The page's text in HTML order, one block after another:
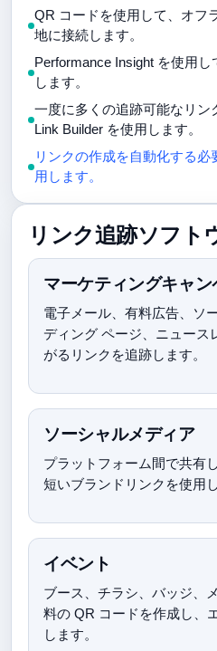
QR コードを使用して、オフ
地に接続します。
Performance Insight を使用
します。
一度に多くの追跡可能なリン
Link Builder を使用します。
リンクの作成を自動化する
用します。
リンク追跡ソフト
マーケティングキャン
電子メール、有料広告、ソ
ディング ページ、ニュース
がるリンクを追跡します。
ソーシャルメディア
プラットフォーム間で共有
短いブランドリンクを使用し
イベント
ブース、チラシ、バッジ、
料の QR コードを作成し、
します。